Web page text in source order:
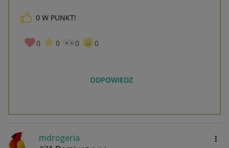
0 W PUNKT!
0 0 0 0
ODPOWIEDZ
mdrogeria